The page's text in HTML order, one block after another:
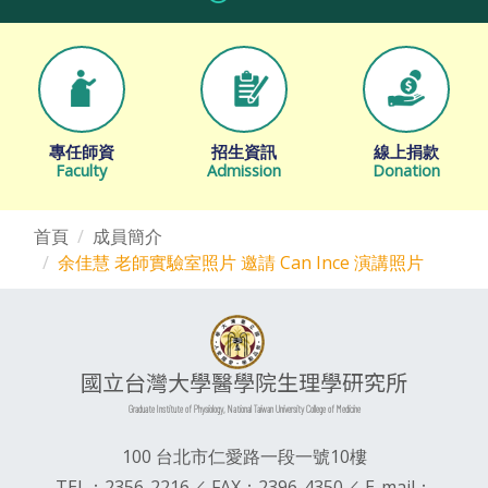
專任師資
Faculty
招生資訊
Admission
線上捐款
Donation
首頁
成員簡介
余佳慧 老師實驗室照片 邀請 Can Ince 演講照片
國立台灣大學醫學院生理學研究所
Graduate Institute of Physiology, National Taiwan University College of Medicine
100 台北市仁愛路一段一號10樓